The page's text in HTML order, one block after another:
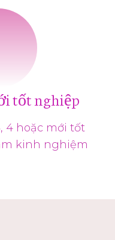
tốt nghiệp
4 hoặc mới tốt
kinh nghiệm